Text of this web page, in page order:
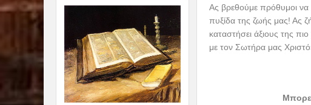
Ας βρεθούμε πρόθυμοι να
πυξίδα της ζωής μας! Ας
καταστήσει άξιους της
με τον Σωτήρα μας